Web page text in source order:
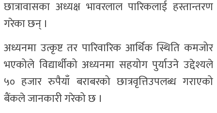
छात्रावासका अध्यक्ष भावरलाल पारिकलाई हस्तान्तरण
गरेका छन् ।
अध्यनमा उत्कृष्ट तर पारिवारिक आर्थिक स्थिति कमजोर
भएकोले विद्यार्थीको अध्यनमा सहयोग पुर्याउने उद्देश्यले
५० हजार रुपैयाँ बराबरको छात्रवृत्तिउपलब्ध गराएको
बैंकले जानकारी गरेको छ ।